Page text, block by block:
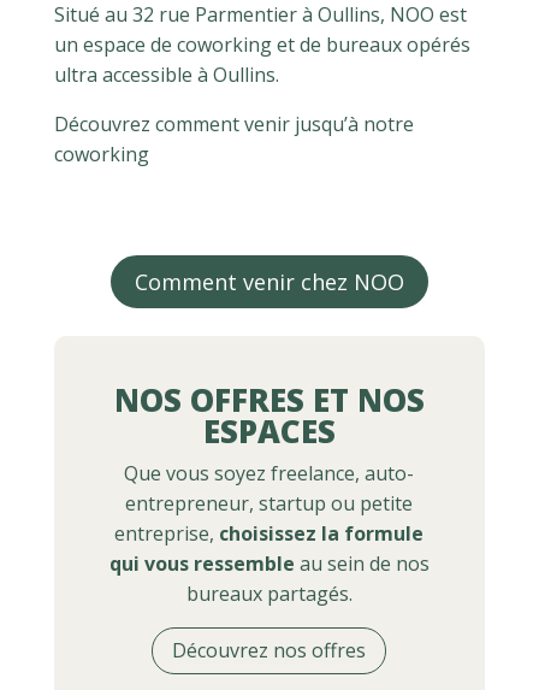
Situé au 32 rue Parmentier à Oullins, NOO est
un espace de coworking et de bureaux opérés
ultra accessible à Oullins.
Découvrez comment venir jusqu’à notre
coworking
Comment venir chez NOO
NOS OFFRES ET NOS
ESPACES
Que vous soyez freelance, auto-
entrepreneur, startup ou petite
entreprise, choisissez la formule
qui vous ressemble au sein de nos
bureaux partagés.
Découvrez nos offres